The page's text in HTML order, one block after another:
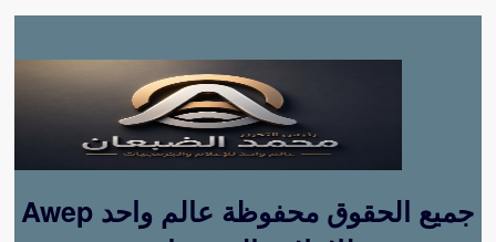
Awep جميع الحقوق محفوظة عالم واحد